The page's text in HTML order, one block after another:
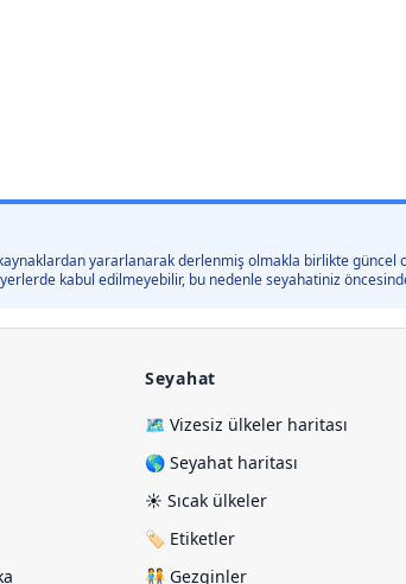
yararlanarak derlenmiş olmakla birlikte güncel
yerlerde kabul edilmeyebilir, bu nedenle seyahatiniz
Seyahat
🗺️ Vizesiz ülkeler haritası
🌎 Seyahat haritası
☀️ Sıcak ülkeler
🏷️ Etiketler
🧑‍🤝‍🧑 Gezginler